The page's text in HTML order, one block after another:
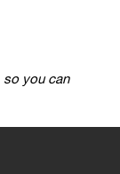
so you can